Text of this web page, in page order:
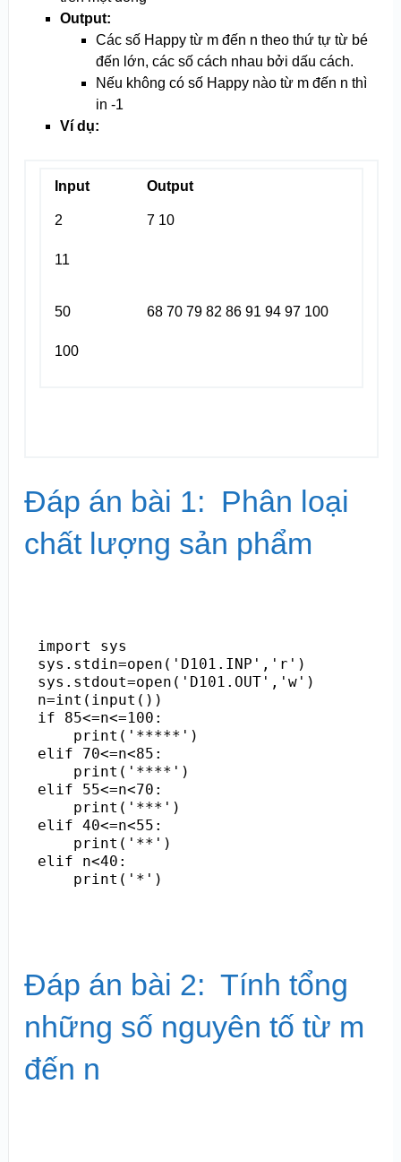
Output:
Các số Happy từ m đến n theo thứ tự từ bé
đến lớn, các số cách nhau bởi dấu cách.
Nếu không có số Happy nào từ m đến n thì
in -1
Ví dụ:
Input Output
2
11
7 10
50
100
68 70 79 82 86 91 94 97 100
Đáp án bài 1: Phân loại
chất lượng sản phẩm
import sys
sys.stdin=open('D101.INP','r')
sys.stdout=open('D101.OUT','w')
n=int(input())
if 85<=n<=100:
    print('*****')
elif 70<=n<85:
    print('****')
elif 55<=n<70:
    print('***')
elif 40<=n<55:
    print('**')
elif n<40:
Đáp án bài 2: Tính tổng
những số nguyên tố từ m
đến n